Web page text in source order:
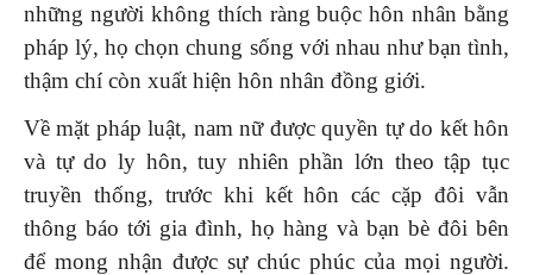
những người không thích ràng buộc hôn nhân bằng
pháp lý, họ chọn chung sống với nhau như bạn tình,
thậm chí còn xuất hiện hôn nhân đồng giới.
Về mặt pháp luật, nam nữ được quyền tự do kết hôn
và tự do ly hôn, tuy nhiên phần lớn theo tập tục
truyền thống, trước khi kết hôn các cặp đôi vẫn
thông báo tới gia đình, họ hàng và bạn bè đôi bên
để mong nhận được sự chúc phúc của mọi người.